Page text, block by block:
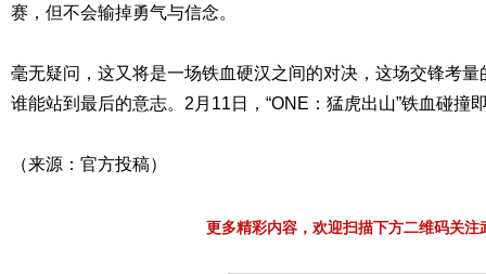
赛，但不会输掉勇气与信念。
毫无疑问，这又将是一场铁血硬汉之间的对决，这场交锋考
谁能站到最后的意志。2月11日，“ONE：猛虎出山”铁血碰撞
（来源：官方投稿）
更多精彩内容，欢迎扫描下方二维码关注